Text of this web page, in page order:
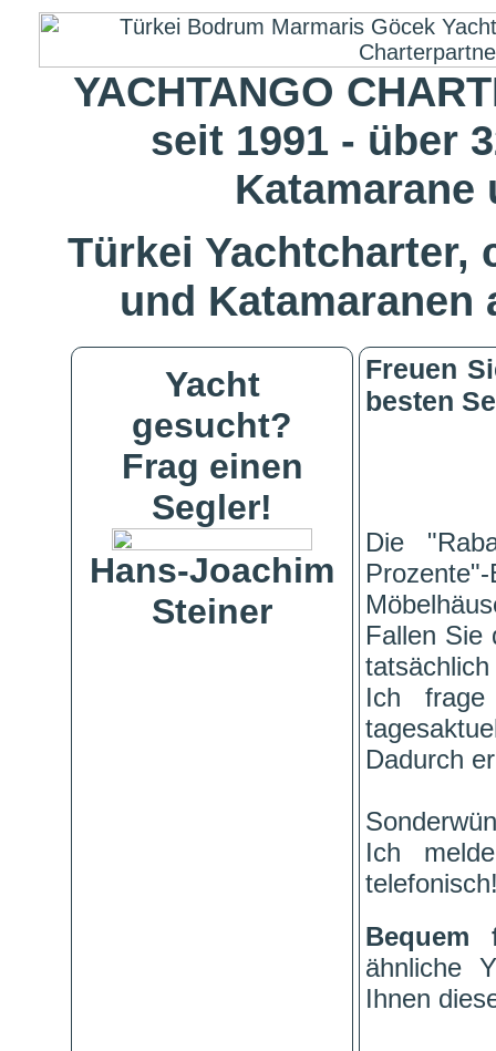
YACHTANGO
seit 1991 - über
Katamarane
Türkei Yachtcharter,
und
Yacht
gesucht?
Frag einen
Segler!
Hans-Joachim
Steiner
Freuen
besten
Die
Fallen Sie
Ich
Dadurch
Ich
ähnliche
Ihnen